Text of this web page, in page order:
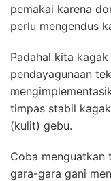
pemakai karena
perlu mengendus
Padahal kita
pendayagunaan
timpas stabil
(kulit) gebu.
Coba
gara-gara gani